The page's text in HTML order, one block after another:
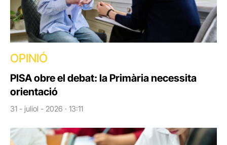
OPINIÓ
PISA obre el debat: la Primària necessita
orientació
31 - juliol - 2026 · 13:11